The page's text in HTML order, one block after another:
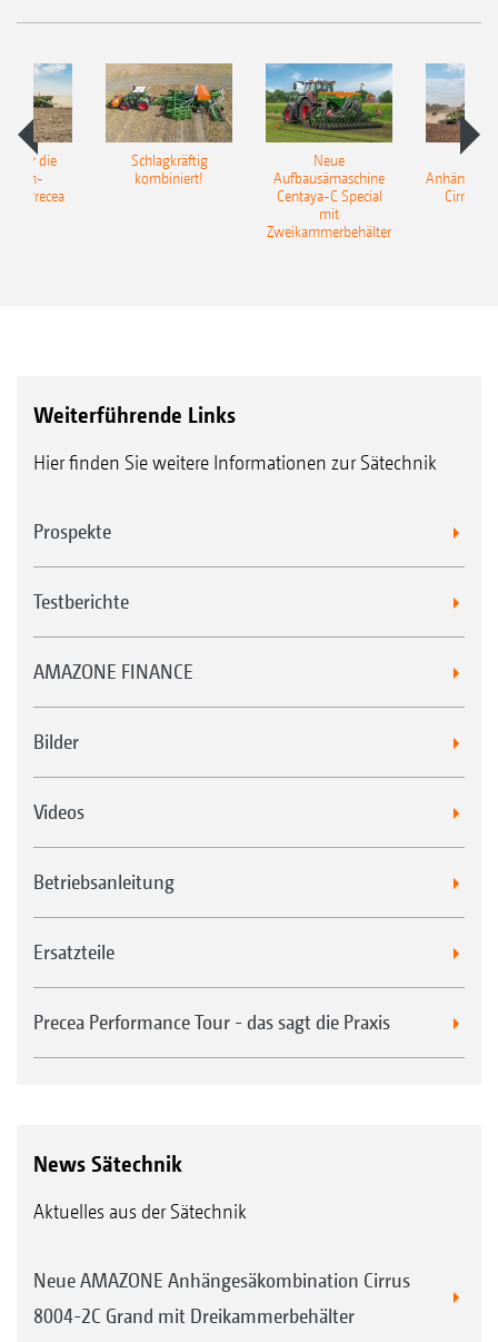
für die
Precea
Schlagkräftig
kombiniert!
Neue
Aufbausämaschine
Centaya-C Special
mit
Zweikammerbehälter
Cirrus
Weiterführende Links
Hier finden Sie weitere Informationen zur Sätechnik
Prospekte
Testberichte
AMAZONE FINANCE
Bilder
Videos
Betriebsanleitung
Ersatzteile
Precea Performance Tour - das sagt die Praxis
News Sätechnik
Aktuelles aus der Sätechnik
Neue AMAZONE Anhängesäkombination Cirrus
8004-2C Grand mit Dreikammerbehälter